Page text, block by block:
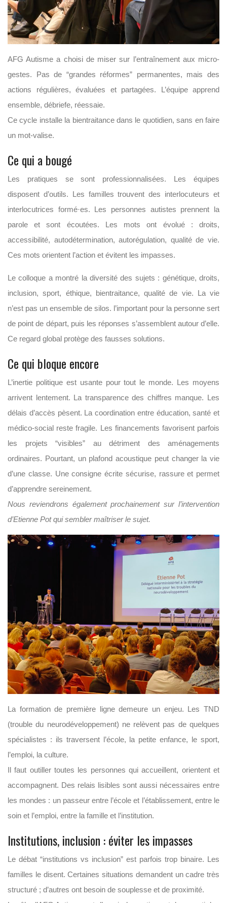
AFG Autisme a choisi de miser sur l’entraînement aux micro-
gestes. Pas de “grandes réformes” permanentes, mais des
actions régulières, évaluées et partagées. L’équipe apprend
ensemble, débriefe, réessaie.
Ce cycle installe la bientraitance dans le quotidien, sans en faire
un mot-valise.
Ce qui a bougé
Les pratiques se sont professionnalisées. Les équipes
disposent d’outils. Les familles trouvent des interlocuteurs et
interlocutrices formé·es. Les personnes autistes prennent la
parole et sont écoutées. Les mots ont évolué : droits,
accessibilité, autodétermination, autorégulation, qualité de vie.
Ces mots orientent l’action et évitent les impasses.
Le colloque a montré la diversité des sujets : génétique, droits,
inclusion, sport, éthique, bientraitance, qualité de vie. La vie
n’est pas un ensemble de silos. l’important pour la personne sert
de point de départ, puis les réponses s’assemblent autour d’elle.
Ce regard global protège des fausses solutions.
Ce qui bloque encore
L’inertie politique est usante pour tout le monde. Les moyens
arrivent lentement. La transparence des chiffres manque. Les
délais d’accès pèsent. La coordination entre éducation, santé et
médico-social reste fragile. Les financements favorisent parfois
les projets “visibles” au détriment des aménagements
ordinaires. Pourtant, un plafond acoustique peut changer la vie
d’une classe. Une consigne écrite sécurise, rassure et permet
d’apprendre sereinement.
Nous reviendrons également prochainement sur l’intervention
d’Etienne Pot qui sembler maîtriser le sujet.
La formation de première ligne demeure un enjeu. Les TND
(trouble du neurodéveloppement) ne relèvent pas de quelques
spécialistes : ils traversent l’école, la petite enfance, le sport,
l’emploi, la culture.
Il faut outiller toutes les personnes qui accueillent, orientent et
accompagnent. Des relais lisibles sont aussi nécessaires entre
les mondes : un passeur entre l’école et l’établissement, entre le
soin et l’emploi, entre la famille et l’institution.
Institutions, inclusion : éviter les impasses
Le débat “institutions vs inclusion” est parfois trop binaire. Les
familles le disent. Certaines situations demandent un cadre très
structuré ; d’autres ont besoin de souplesse et de proximité.